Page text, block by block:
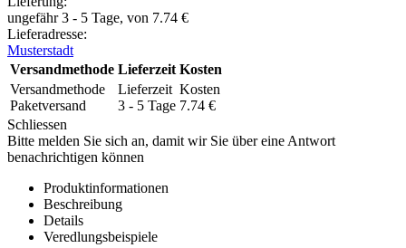
ungefähr 3 - 5 Tage, von 7.74 €
Lieferadresse:
Musterstadt
Versandmethode Lieferzeit Kosten
Versandmethode
Paketversand
Lieferzeit
3 - 5 Tage
Kosten
7.74 €
Schliessen
Bitte melden Sie sich an, damit wir Sie über eine Antwort
benachrichtigen können
Produktinformationen
Beschreibung
Details
Veredlungsbeispiele